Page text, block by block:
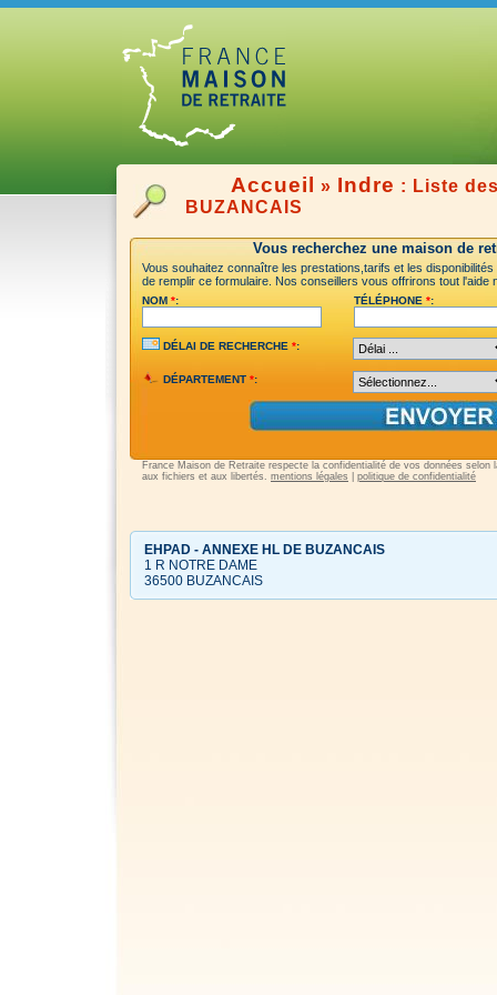
Accueil » Indre : Liste
BUZANCAIS
Vous recherchez une maison de
Vous souhaitez connaître les prestations,tarifs et les
de remplir ce formulaire. Nos conseillers vous offrirons tout
NOM *: TÉLÉPHONE *:
DÉLAI DE RECHERCHE *:
DÉPARTEMENT *:
France Maison de Retraite respecte la confidentialité de vos données selon
aux fichiers et aux libertés. mentions légales politique de confidentialité
EHPAD - ANNEXE HL DE BUZANCAIS
1 R NOTRE DAME
36500 BUZANCAIS